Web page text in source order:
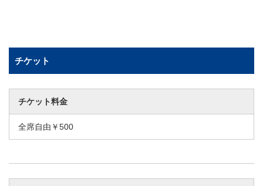
チケット
チケット料金
全席自由￥500